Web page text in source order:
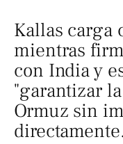
Kallas carga
mientras
con India y
"garantizar
Ormuz sin
directamente.